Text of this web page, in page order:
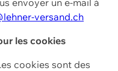
versand.ch
les cookies
cookies sont des